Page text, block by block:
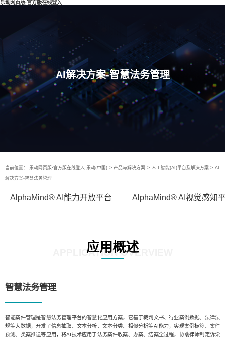
乐动网页版·官方版在线登入
AI解决方案-智慧法务管理
当前位置： 乐动网页版·官方版在线登入-乐动(中国) > 产品与解决方案 > 人工智能(AI)平台及解决方案 > AI
解决方案-智慧法务管理
AlphaMind® AI能力开放平台 AlphaMind® AI视觉感知
应用概述
APPLICATION OVERVIEW
智慧法务管理
智能案件管理是智慧法务管理平台的智慧化应用方案，它基于裁判文书、行业案例数据、法律法
规等大数据，开发了信息抽取、文本分析、文本分类、相似分析等AI能力，实现案例标签、案件
预测、类案推送等应用，将AI技术应用于法务案件收案、办案、结案全过程，协助律师制定诉讼